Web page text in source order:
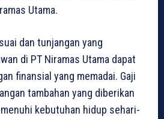
Utama.
dan tunjangan yang
di PT Niramas Utama dapat
finansial yang memadai. Gaji
tambahan yang diberikan
kebutuhan hidup sehari-